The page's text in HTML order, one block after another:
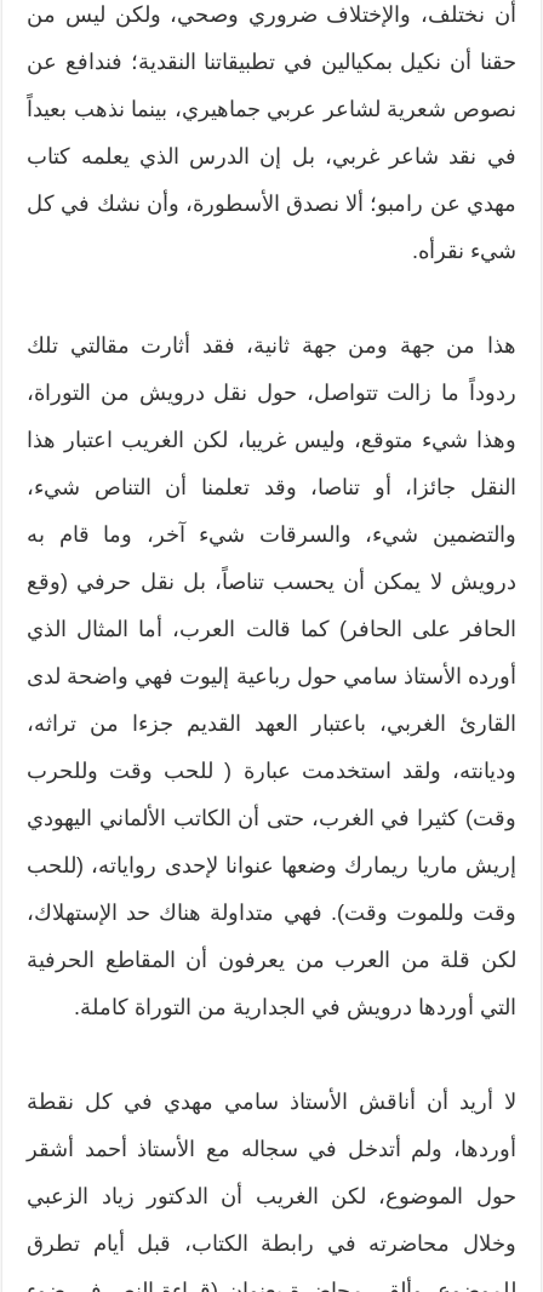
أن نختلف، والإختلاف ضروري وصحي، ولكن ليس من
حقنا أن نكيل بمكيالين في تطبيقاتنا النقدية؛ فندافع عن
نصوص شعرية لشاعر عربي جماهيري، بينما نذهب بعيداً
في نقد شاعر غربي، بل إن الدرس الذي يعلمه كتاب
مهدي عن رامبو؛ ألا نصدق الأسطورة، وأن نشك في كل
شيء نقرأه.
هذا من جهة ومن جهة ثانية، فقد أثارت مقالتي تلك
ردوداً ما زالت تتواصل، حول نقل درويش من التوراة،
وهذا شيء متوقع، وليس غريبا، لكن الغريب اعتبار هذا
النقل جائزا، أو تناصا، وقد تعلمنا أن التناص شيء،
والتضمين شيء، والسرقات شيء آخر، وما قام به
درويش لا يمكن أن يحسب تناصاً، بل نقل حرفي (وقع
الحافر على الحافر) كما قالت العرب، أما المثال الذي
أورده الأستاذ سامي حول رباعية إليوت فهي واضحة لدى
القارئ الغربي، باعتبار العهد القديم جزءا من تراثه،
وديانته، ولقد استخدمت عبارة ( للحب وقت وللحرب
وقت) كثيرا في الغرب، حتى أن الكاتب الألماني اليهودي
إريش ماريا ريمارك وضعها عنوانا لإحدى رواياته، (للحب
وقت وللموت وقت). فهي متداولة هناك حد الإستهلاك،
لكن قلة من العرب من يعرفون أن المقاطع الحرفية
التي أوردها درويش في الجدارية من التوراة كاملة.
لا أريد أن أناقش الأستاذ سامي مهدي في كل نقطة
أوردها، ولم أتدخل في سجاله مع الأستاذ أحمد أشقر
حول الموضوع، لكن الغريب أن الدكتور زياد الزعبي
وخلال محاضرته في رابطة الكتاب، قبل أيام تطرق